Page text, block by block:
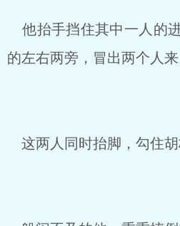
他抬手挡住其中一人的
的左右两旁，冒出两个人来
这两人同时抬脚，勾住胡